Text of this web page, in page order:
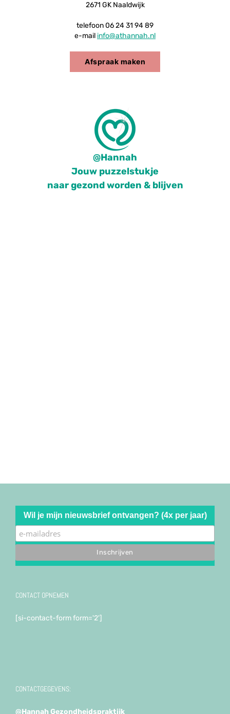
2671 GK Naaldwijk
telefoon 06 24 31 94 89
e-mail info@athannah.nl
Afspraak maken
@Hannah
Jouw puzzelstukje
naar gezond worden & blijven
Wil je mijn nieuwsbrief ontvangen? (4x per jaar)
CONTACT OPNEMEN
[si-contact-form form='2']
CONTACTGEGEVENS:
@Hannah Gezondheidspraktijk